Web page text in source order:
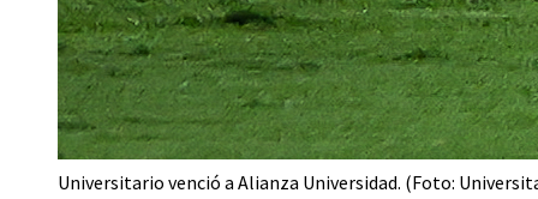
Universitario venció a Alianza Universidad. (Foto: